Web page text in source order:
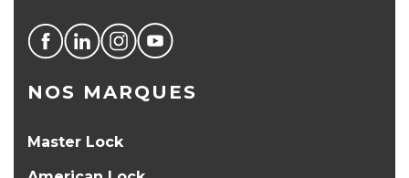
NOS MARQUES
Master Lock